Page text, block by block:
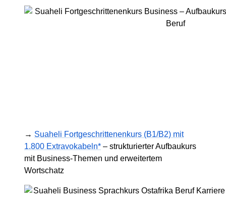
→ Suaheli Fortgeschrittenenkurs (B1/B2) mit
1.800 Extravokabeln* – strukturierter Aufbaukurs
mit Business-Themen und erweitertem
Wortschatz